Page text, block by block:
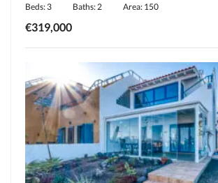
Beds: 3
Baths: 2 Area: 150
€319,000